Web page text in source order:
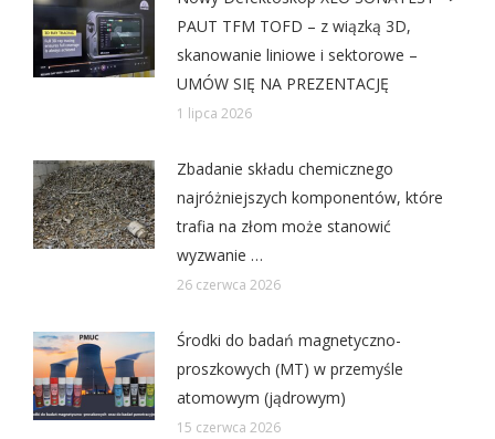
PAUT TFM TOFD – z wiązką 3D,
skanowanie liniowe i sektorowe –
UMÓW SIĘ NA PREZENTACJĘ
1 lipca 2026
Zbadanie składu chemicznego
najróżniejszych komponentów, które
trafia na złom może stanowić
wyzwanie …
26 czerwca 2026
Środki do badań magnetyczno-
proszkowych (MT) w przemyśle
atomowym (jądrowym)
15 czerwca 2026